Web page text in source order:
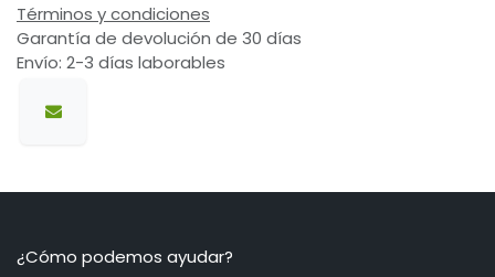
Términos y condiciones
Garantía de devolución de 30 días
Envío: 2-3 días laborables
¿Cómo podemos ayudar?